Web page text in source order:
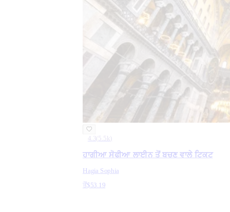
4.3( 5.5k )
ਹਾਗੀਆ ਸੋਫੀਆ ਲਾਈਨ ਤੋਂ ਬਚਣ ਵਾਲੇ ਟਿਕਟ
Hagia Sophia
ਤੋਂ$53.19